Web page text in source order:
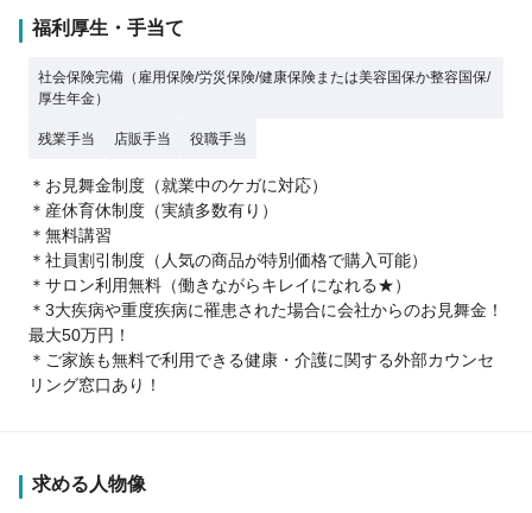
福利厚生・手当て
社会保険完備（雇用保険/労災保険/健康保険または美容国保か整容国保/
厚生年金）
残業手当 店販手当 役職手当
＊お見舞金制度（就業中のケガに対応）
＊産休育休制度（実績多数有り）
＊無料講習
＊社員割引制度（人気の商品が特別価格で購入可能）
＊サロン利用無料（働きながらキレイになれる★）
＊3大疾病や重度疾病に罹患された場合に会社からのお見舞金！
最大50万円！
＊ご家族も無料で利用できる健康・介護に関する外部カウンセ
リング窓口あり！
求める人物像